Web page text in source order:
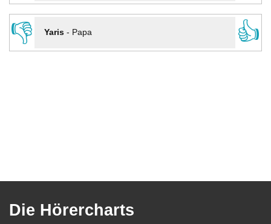
👎
Yaris- Papa 👍
Die Hörercharts